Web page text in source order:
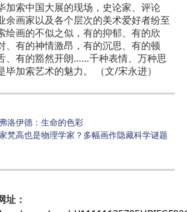
加索中国大展的现场，史论家、评论
余画家以及各个层次的美术爱好者纷至
绘画的不似之似，有的抑郁、有的欣
、有的神情激昂，有的沉思、有的顿
、有的豁然开朗……千种表情、万种思
毕加索艺术的魅力。 （文/宋永进）
洛伊德：生命的色彩
梵高也是物理学家？多幅画作隐藏科学谜题
址：